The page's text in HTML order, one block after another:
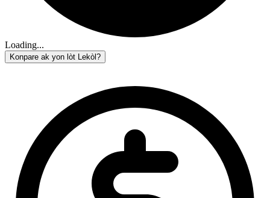
Loading...
Konpare ak yon lòt Lekòl?